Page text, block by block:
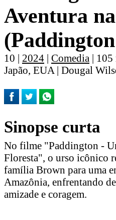
Aventura
10 | 2024 | Comedia | 105
Japão, EUA | Dougal
Sinopse curta
No filme "Paddington -
Floresta", o urso icônico
família Brown para uma
Amazônia, enfrentando
amizade e coragem.